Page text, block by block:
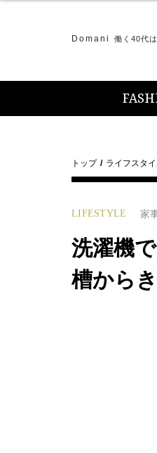
Domani 働く40代
トップ ライフスタ
LIFESTYLE 家
洗濯機
槽から